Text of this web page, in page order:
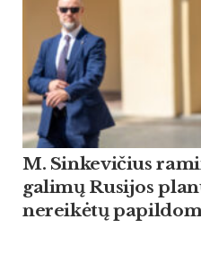
M. Sinkevičius
galimų Rusijos
nereikėtų